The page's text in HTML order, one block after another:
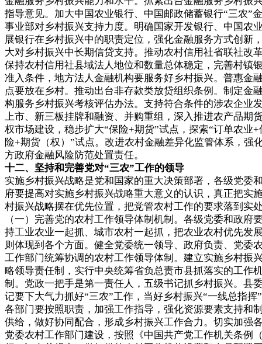
指导意见。加大中国农业银行、中国邮政储蓄银行“三农”
事业部对乡村振兴支持力度。明确国家开发银行、中国农
展银行在乡村振兴中的职责定位，强化金融服务方式创新
大对乡村振兴中长期信贷支持。推动农村信用社省联社改
保持农村信用社县域法人地位和数量总体稳定，完善村镇
准入条件，地方法人金融机构要服务好乡村振兴。普惠金
点要放在乡村。推动出台非存款类放贷组织条例。制定金
构服务乡村振兴考核评估办法。支持符合条件的涉农企业
上市、新三板挂牌和融资、并购重组，深入推进农产品期
权市场建设，稳步扩大“保险+期货”试点，探索“订单农业+
险+期货（权）”试点。改进农村金融差异化监管体系，强
方政府金融风险防范处置责任。
十二、坚持和完善党对“三农”工作的领导
实施乡村振兴战略是党和国家的重大决策部署，各级党委
府要提高对实施乡村振兴战略重大意义的认识，真正把实
村振兴战略摆在优先位置，把党管农村工作的要求落到实
（一）完善党的农村工作领导体制机制。各级党委和政府
持工业农业一起抓、城市农村一起抓，把农业农村优先发
则体现到各个方面。健全党委统一领导、政府负责、党委
工作部门统筹协调的农村工作领导体制。建立实施乡村振
略领导责任制，实行中央统筹省负总责市县抓落实的工作
制。党政一把手是第一责任人，五级书记抓乡村振兴。县
记要下大气力抓好“三农”工作，当好乡村振兴“一线总指挥
各部门要按照职责，加强工作指导，强化资源要素支持和
供给，做好协同配合，形成乡村振兴工作合力。切实加强
党委农村工作部门建设，按照《中国共产党工作机关条例